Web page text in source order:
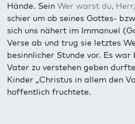
Hände. Sein Wer warst du,
schier um ob seines Gottes-
sich uns nähert im Immanuel
Verse ab und trug sie letztes
besinnlicher Stunde vor. Es
Vater zu verstehen geben
Kinder „Christus in allem den
hoffentlich fruchtete.